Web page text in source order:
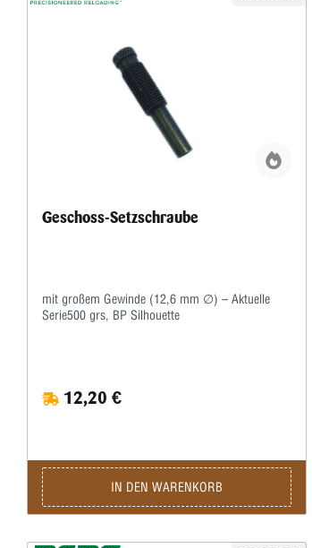
Geschoss-Setzschraube
mit großem Gewinde (12,6 mm ∅) – Aktuelle
Serie500 grs, BP Silhouette
12,20 €
IN DEN WARENKORB